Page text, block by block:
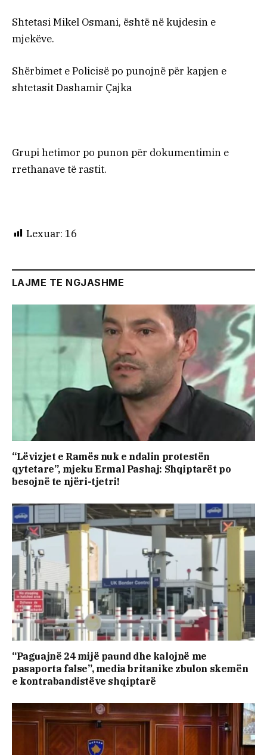
Shtetasi Mikel Osmani, është në kujdesin e
mjekëve.
Shërbimet e Policisë po punojnë për kapjen e
shtetasit Dashamir Çajka
Grupi hetimor po punon për dokumentimin e
rrethanave të rastit.
Lexuar: 16
LAJME TE NGJASHME
“Lëvizjet e Ramës nuk e ndalin protestën
qytetare”, mjeku Ermal Pashaj: Shqiptarët po
besojnë te njëri-tjetri!
“Paguajnë 24 mijë paund dhe kalojnë me
pasaporta false”, media britanike zbulon skemën
e kontrabandistëve shqiptarë